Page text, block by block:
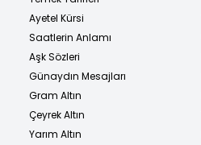
Ayetel Kürsi
Saatlerin Anlamı
Aşk Sözleri
Günaydın Mesajları
Gram Altın
Çeyrek Altın
Yarım Altın